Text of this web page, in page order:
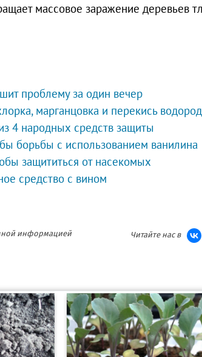
массовое заражение деревьев
проблему за один вечер
марганцовка и перекись
4 народных средств защиты
борьбы с использованием ванилина
защититься от насекомых
средство с вином
информацией
Читайте нас в